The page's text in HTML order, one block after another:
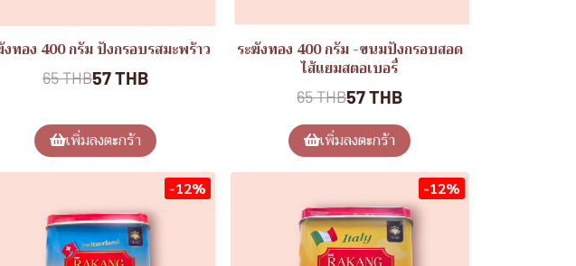
งทอง 400 กรัม ปังกรอบรสมะพร้าว
65 THB57 THB
เพิ่มลงตะกร้า
ระฆังทอง 400 กรัม -ขนมปังกรอบสอด
ไส้แยมสตอเบอรี่
65 THB57 THB
เพิ่มลงตะกร้า
-12% -12%